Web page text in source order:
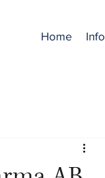
Home Info